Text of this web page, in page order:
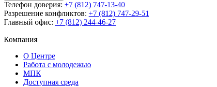
Телефон доверия: +7 (812) 747-13-40
Разрешение конфликтов: +7 (812) 747-29-51
Главный офис: +7 (812) 244-46-27
Компания
О Центре
Работа с молодежью
МПК
Доступная среда